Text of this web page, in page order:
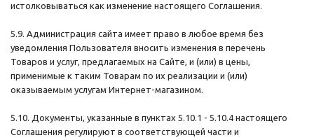
истолковываться как изменение настоящего Соглашения.
5.9. Администрация сайта имеет право в любое время без
уведомления Пользователя вносить изменения в перечень
Товаров и услуг, предлагаемых на Сайте, и (или) в цены,
применимые к таким Товарам по их реализации и (или)
оказываемым услугам Интернет-магазином.
5.10. Документы, указанные в пунктах 5.10.1 - 5.10.4 настоящего
Соглашения регулируют в соответствующей части и